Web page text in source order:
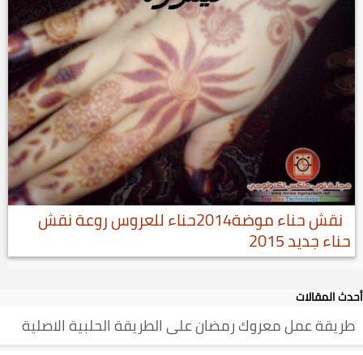
نقش حناء موضة2014حناء للعروس روعة نقش
حناء جديد 2015
أحدث المقالات
طريقة عمل معروك رمضان على الطريقة الحلبية الاصلية